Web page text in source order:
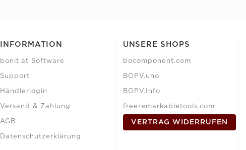
INFORMATION
bonit.at Software
Support
Händlerlogin
Versand & Zahlung
AGB
Datenschutzerklärung
UNSERE SHOPS
bocomponent.com
BOPV.uno
BOPV.Info
freeremarkabletools.com
VERTRAG WIDERRUFEN